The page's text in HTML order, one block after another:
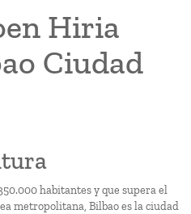
Hiria
Ciudad
habitantes y que supera el
metropolitana, Bilbao es la ciudad